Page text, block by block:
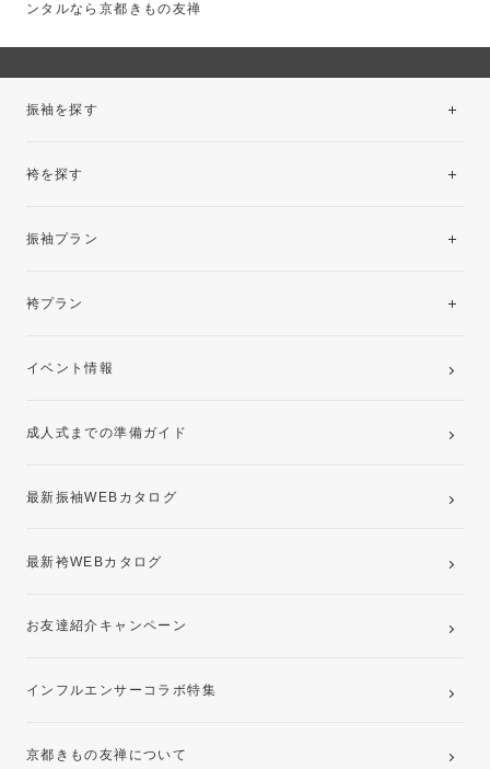
ンタルなら京都きもの友禅
振袖を探す
袴を探す
振袖プラン
レンタルプラン
袴プラン
卒業袴レンタルプラン
イベント情報
成人式までの準備ガイド
最新振袖WEBカタログ
最新袴WEBカタログ
お友達紹介キャンペーン
インフルエンサーコラボ特集
京都きもの友禅について